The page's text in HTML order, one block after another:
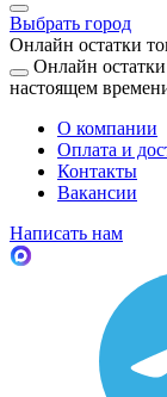
Выбрать город
Онлайн остатки
Онлайн остатки
настоящем
О компании
Оплата и
Контакты
Вакансии
Написать нам